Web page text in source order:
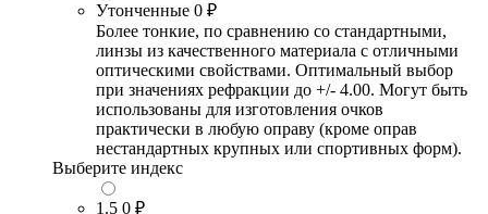
Утонченные 0 ₽
Более тонкие, по сравнению со стандартными,
линзы из качественного материала с отличными
оптическими свойствами. Оптимальный выбор
при значениях рефракции до +/- 4.00. Могут быть
использованы для изготовления очков
практически в любую оправу (кроме оправ
нестандартных крупных или спортивных форм).
Выберите индекс
1.5 0 ₽